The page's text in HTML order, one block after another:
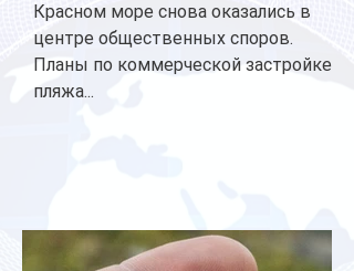
Красном море снова оказались в
центре общественных споров.
Планы по коммерческой застройке
пляжа...